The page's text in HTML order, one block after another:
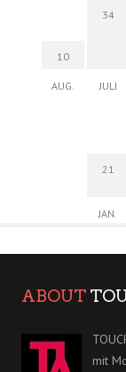
10
AUG.
34
JULI
21
JAN.
ABOUT
mit